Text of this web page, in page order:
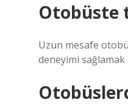
Otobüste
Uzun mesafe
deneyimi